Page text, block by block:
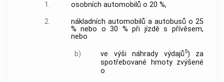
1.
osobních automobilů o 20 %,
2.
nákladních automobilů a autobusů o 25
% nebo o 30 % při jízdě s přívěsem,
nebo
b) ve výši náhrady výdajů5) za
spotřebované hmoty zvýšené
o